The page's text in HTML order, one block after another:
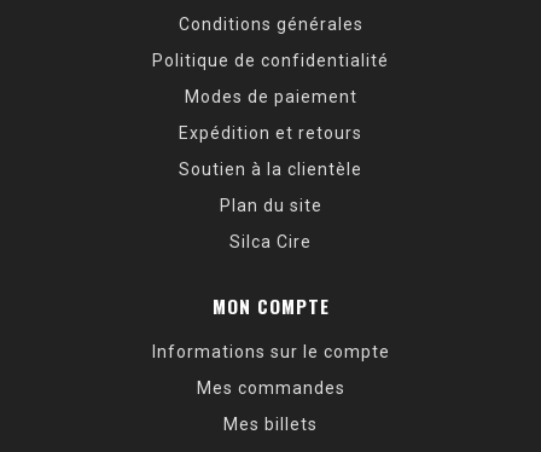
Conditions générales
Politique de confidentialité
Modes de paiement
Expédition et retours
Soutien à la clientèle
Plan du site
Silca Cire
MON COMPTE
Informations sur le compte
Mes commandes
Mes billets